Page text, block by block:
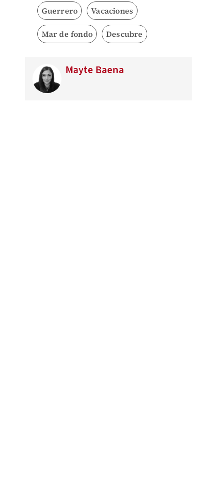
Guerrero Vacaciones
Mar de fondo Descubre
Mayte Baena